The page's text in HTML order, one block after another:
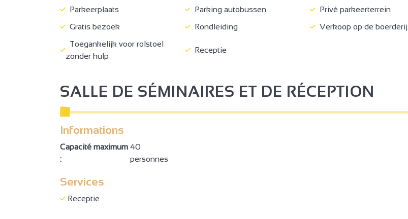
Parkeerplaats
Parking autobussen
Privé parkeerterrein
Gratis bezoek
Rondleiding
Verkoop op de boerderij
Toegankelijk voor rolstoel
zonder hulp
Receptie
SALLE DE SÉMINAIRES ET DE RÉCEPTION
Informations
Capacité maximum
:
40
personnes
Services
Receptie